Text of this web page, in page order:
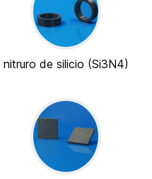
nitruro de silicio (Si3N4)